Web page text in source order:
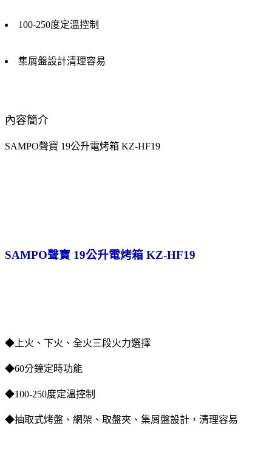
100-250度定溫控制
集屑盤設計清理容易
內容簡介
SAMPO聲寶 19公升電烤箱 KZ-HF19
SAMPO聲寶 19公升電烤箱 KZ-HF19
◆上火、下火、全火三段火力選擇
◆60分鐘定時功能
◆100-250度定溫控制
◆抽取式烤盤、網架、取盤夾、集屑盤設計，清理容易